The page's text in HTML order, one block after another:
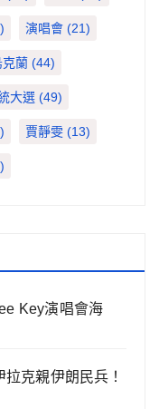
演唱會 (21)
克蘭 (44)
大選 (49)
賈靜雯 (13)
Key演唱會海
克親伊朗民兵！